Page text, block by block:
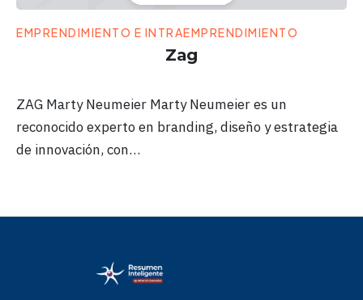
EMPRENDIMIENTO E INTRAEMPRENDIMIENTO
Zag
ZAG Marty Neumeier Marty Neumeier es un
reconocido experto en branding, diseño y estrategia
de innovación, con…